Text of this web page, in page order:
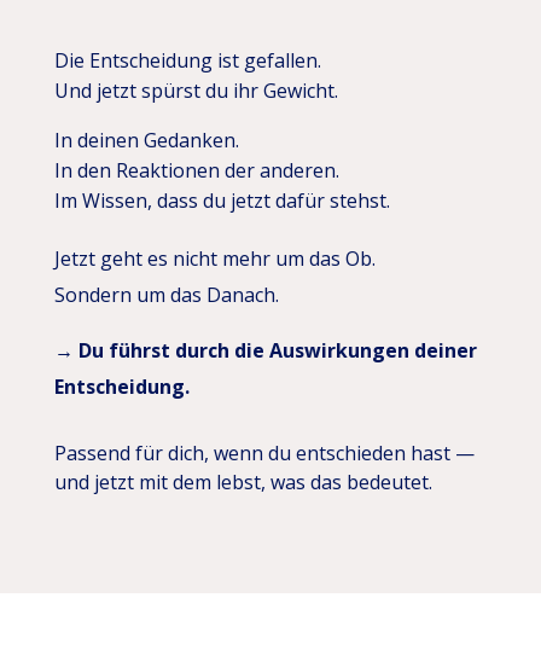
Die Entscheidung ist gefallen.
Und jetzt spürst du ihr Gewicht.
In deinen Gedanken.
In den Reaktionen der anderen.
Im Wissen, dass du jetzt dafür stehst.
Jetzt geht es nicht mehr um das Ob.
Sondern um das Danach.
→ Du führst durch die Auswirkungen deiner
Entscheidung.
Passend für dich, wenn du entschieden hast —
und jetzt mit dem lebst, was das bedeutet.